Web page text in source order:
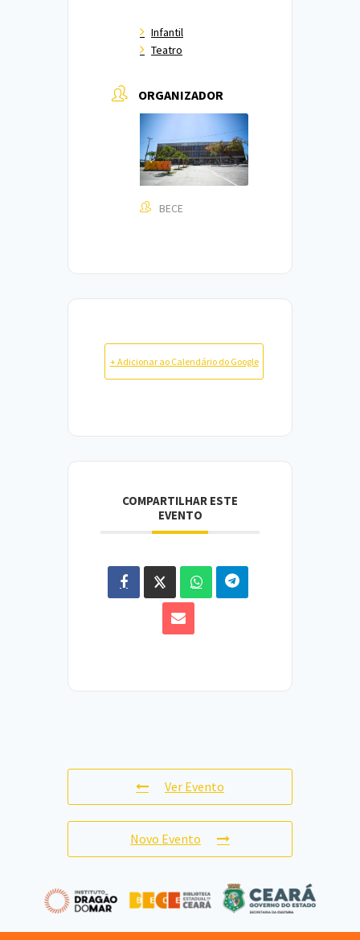
Infantil
Teatro
ORGANIZADOR
BECE
+ Adicionar ao Calendário do Google
COMPARTILHAR ESTE
EVENTO
Ver Evento
Novo Evento